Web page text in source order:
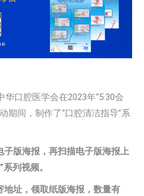
口腔医学会在2023年“5·30会
期间，制作了“口腔清洁指导”系
版海报，再扫描电子版海报上
列视频。
址，领取纸版海报，数量有